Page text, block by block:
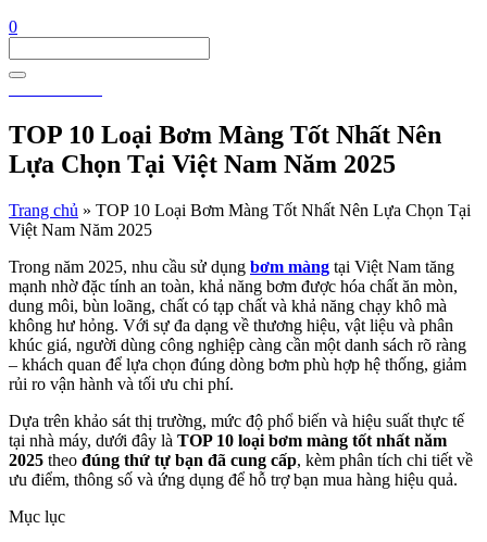
0
TOP 10 Loại Bơm Màng Tốt Nhất Nên
Lựa Chọn Tại Việt Nam Năm 2025
Trang chủ » TOP 10 Loại Bơm Màng Tốt Nhất Nên Lựa Chọn Tại
Việt Nam Năm 2025
Trong năm 2025, nhu cầu sử dụng bơm màng tại Việt Nam tăng
mạnh nhờ đặc tính an toàn, khả năng bơm được hóa chất ăn mòn,
dung môi, bùn loãng, chất có tạp chất và khả năng chạy khô mà
không hư hỏng. Với sự đa dạng về thương hiệu, vật liệu và phân
khúc giá, người dùng công nghiệp càng cần một danh sách rõ ràng
– khách quan để lựa chọn đúng dòng bơm phù hợp hệ thống, giảm
rủi ro vận hành và tối ưu chi phí.
Dựa trên khảo sát thị trường, mức độ phổ biến và hiệu suất thực tế
tại nhà máy, dưới đây là TOP 10 loại bơm màng tốt nhất năm
2025 theo đúng thứ tự bạn đã cung cấp, kèm phân tích chi tiết về
ưu điểm, thông số và ứng dụng để hỗ trợ bạn mua hàng hiệu quả.
Mục lục